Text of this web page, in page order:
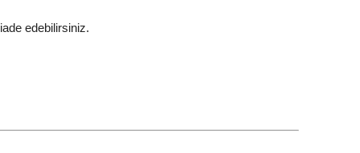
edebilirsiniz.